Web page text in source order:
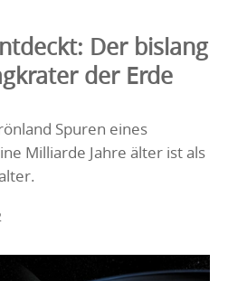
Der bislang
der Erde
Spuren eines
Milliarde Jahre älter ist als